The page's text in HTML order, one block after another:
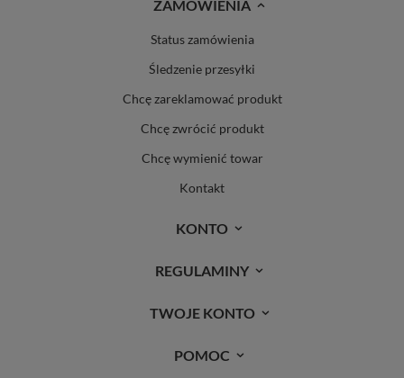
ZAMÓWIENIA
Status zamówienia
Śledzenie przesyłki
Chcę zareklamować produkt
Chcę zwrócić produkt
Chcę wymienić towar
Kontakt
KONTO
REGULAMINY
TWOJE KONTO
POMOC